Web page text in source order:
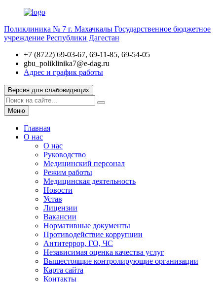
Поликлиника № 7 г. Махачкалы Государственное бюджетное
учреждение Республики Дагестан
+7 (8722) 69-03-67, 69-11-85, 69-54-05
gbu_poliklinika7@e-dag.ru
Адрес и график работы
Версия для слабовидящих
Меню
Главная
О нас
О нас
Руководство
Медицинский персонал
Режим работы
Медицинская деятельность
Новости
Устав
Лицензии
Вакансии
Нормативные документы
Противодействие коррупции
Антитеррор, ГО, ЧС
Независимая оценка качества услуг
Вышестоящие контролирующие организации
Карта сайта
Контакты